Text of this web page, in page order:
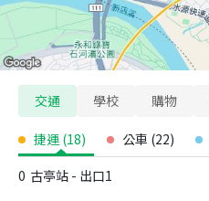
交通 學校 購物
捷運 (18) 公車 (22)
0 古亭站 - 出口1